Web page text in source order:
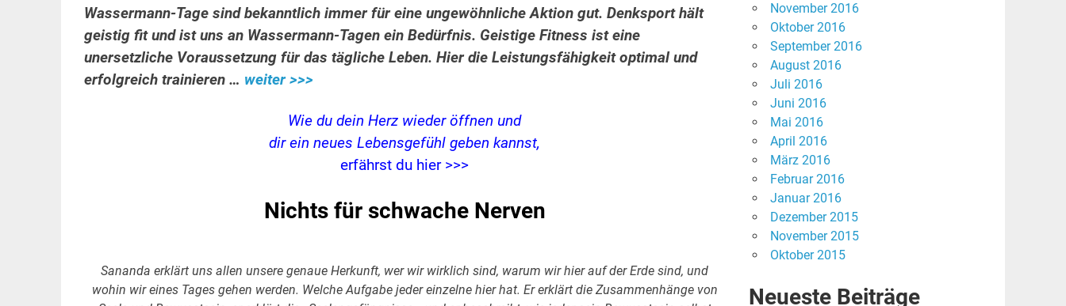
Wassermann-Tage sind bekanntlich immer für eine ungewöhnliche Aktion gut. Denksport hält
geistig fit und ist uns an Wassermann-Tagen ein Bedürfnis. Geistige Fitness ist eine
unersetzliche Voraussetzung für das tägliche Leben. Hier die Leistungsfähigkeit optimal und
erfolgreich trainieren … weiter >>>
Wie du dein Herz wieder öffnen und
dir ein neues Lebensgefühl geben kannst,
erfährst du hier >>>
Nichts für schwache Nerven
Sananda erklärt uns allen unsere genaue Herkunft, wer wir wirklich sind, warum wir hier auf der Erde sind, und
wohin wir eines Tages gehen werden. Welche Aufgabe jeder einzelne hier hat. Er erklärt die Zusammenhänge von
November 2016
Oktober 2016
September 2016
August 2016
Juli 2016
Juni 2016
Mai 2016
April 2016
März 2016
Februar 2016
Januar 2016
Dezember 2015
November 2015
Oktober 2015
Neueste Beiträge